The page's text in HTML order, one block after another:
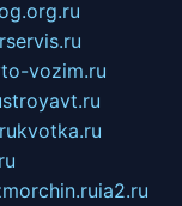
vozim.ru
stroyavt.ru
kvotka.ru
ia2.ru